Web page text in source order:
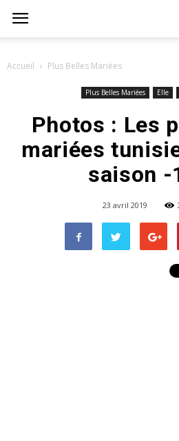
Accueil Plus Belles Mariées
Plus Belles Mariées Elle
Photos : Les
mariées
saison -
23 avril 2019